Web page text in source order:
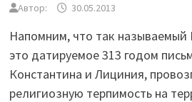
Автор: 30.05.2013
Напомним, что так
это датируемое 313 годом
Константина и Лициния,
религиозную терпимость на